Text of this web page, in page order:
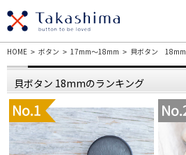
HOME > ボタン > 17mm～18mm > 貝ボタン 18mm
貝ボタン 18mmのランキング